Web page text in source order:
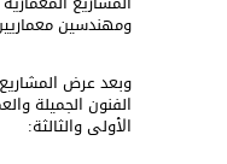
ومهندسين
وبعد عرض
الفنون الجميلة
الأولى والثالثة: